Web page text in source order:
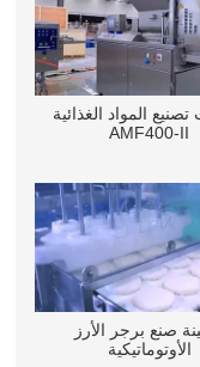
تصنيع المواد الغذائية
AMF400-II
صنع برجر الأرز
الأوتوماتيكية